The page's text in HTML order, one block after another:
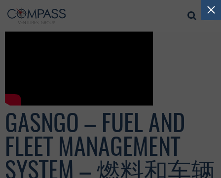
GASNGO – FUEL AND
FLEET MANAGEMENT
SYSTEM – 燃料和车辆